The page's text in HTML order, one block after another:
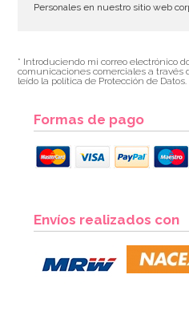
Personales en nuestro sitio web
* Introduciendo mi correo electrónico
comunicaciones comerciales a través
leído la política de Protección de Datos.
Formas de pago
Envíos realizados con